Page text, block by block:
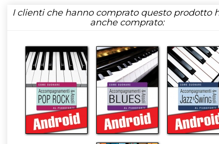
I clienti che hanno comprato questo prodotto
anche comprato: